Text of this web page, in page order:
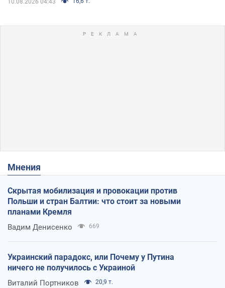
Мнения
Скрытая мобилизация и провокации против
Польши и стран Балтии: что стоит за новыми
планами Кремля
Вадим Денисенко 669
Украинский парадокс, или Почему у Путина
ничего не получилось с Украиной
Виталий Портников 20,9 т.